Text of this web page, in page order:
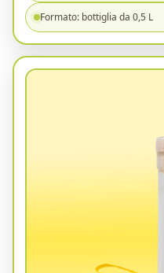
Formato: bottiglia da 0,5 L